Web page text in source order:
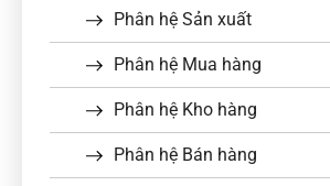
Phân hệ Sản xuất
Phân hệ Mua hàng
Phân hệ Kho hàng
Phân hệ Bán hàng